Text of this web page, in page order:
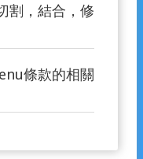
割，結合，修
條款的相關